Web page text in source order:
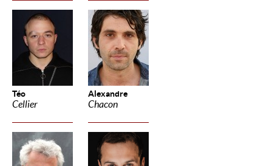
Téo
Cellier
Alexandre
Chacon